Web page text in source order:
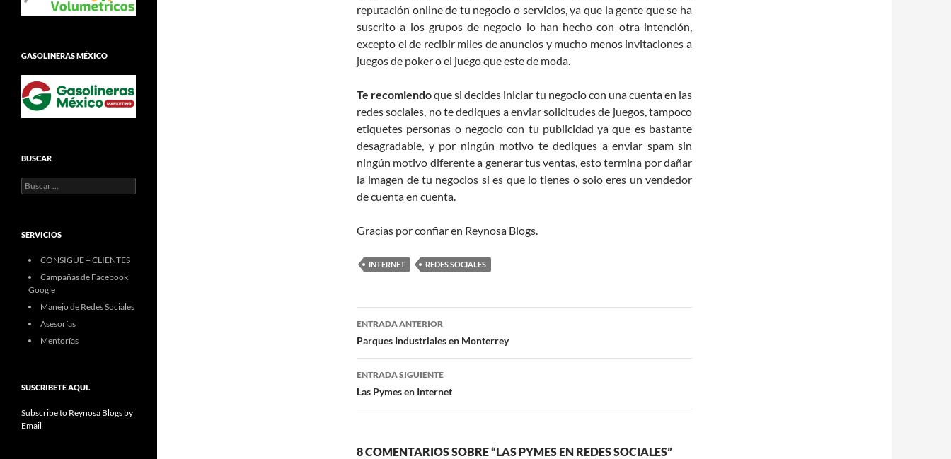
reputación online de tu negocio o servicios, ya que la gente que se ha
suscrito a los grupos de negocio lo han hecho con otra intención,
excepto el de recibir miles de anuncios y mucho menos invitaciones a
juegos de poker o el juego que este de moda.
Te recomiendoque si decides iniciar tu negocio con una cuenta en las
redes sociales, no te dediques a enviar solicitudes de juegos, tampoco
etiquetes personas o negocio con tu publicidad ya que es bastante
desagradable, y por ningún motivo te dediques a enviar spam sin
ningún motivo diferente a generar tus ventas, esto termina por dañar
la imagen de tu negocios si es que lo tienes o solo eres un vendedor
de cuenta en cuenta.
Gracias por confiar en Reynosa Blogs.
INTERNET REDES SOCIALES
Navegación
de
entradas
ENTRADA ANTERIOR
Parques Industriales en Monterrey
ENTRADA SIGUIENTE
Las Pymes en Internet
8 COMENTARIOS SOBRE “LAS PYMES EN REDES SOCIALES”
GASOLINERAS MÉXICO
BUSCAR
Buscar:
SERVICIOS
CONSIGUE + CLIENTES
Campañas de Facebook,
Google
Manejo de Redes Sociales
Asesorías
Mentorías
SUSCRIBETE AQUI.
Subscribe to Reynosa Blogs by
Email